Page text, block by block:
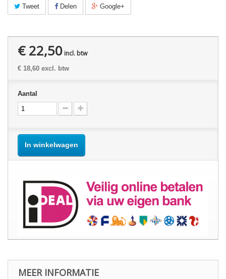
Tweet Delen Google+
€ 22,50 incl. btw
€ 18,60 excl. btw
Aantal
In winkelwagen
MEER INFORMATIE